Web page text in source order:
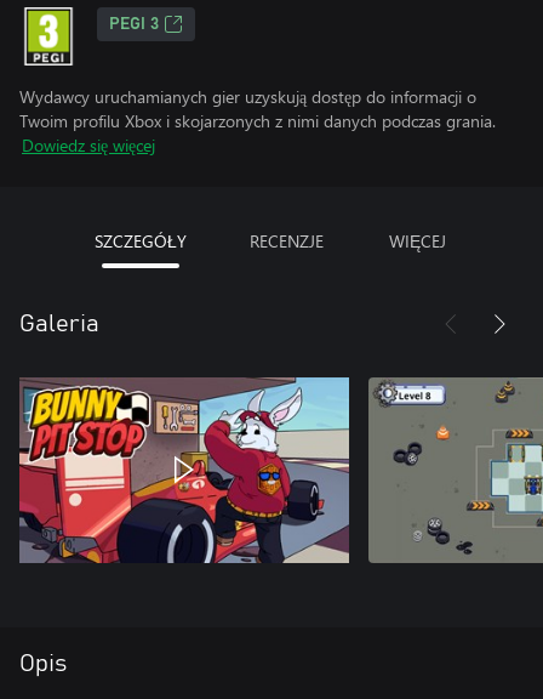
PEGI 3
Wydawcy uruchamianych gier uzyskują dostęp do informacji o
Twoim profilu Xbox i skojarzonych z nimi danych podczas grania.
Dowiedz się więcej
SZCZEGÓŁY RECENZJE WIĘCEJ
Galeria
Opis